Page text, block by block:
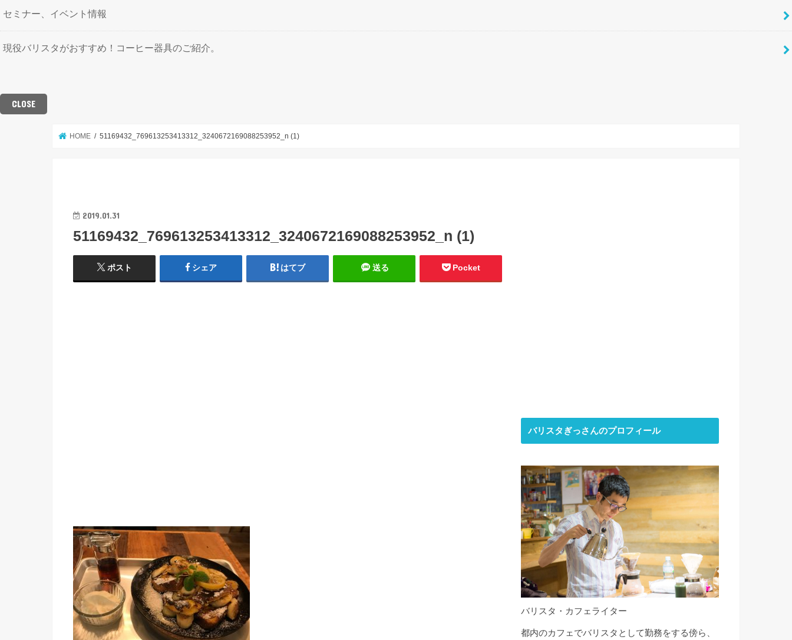
セミナー、イベント情報
現役バリスタがおすすめ！コーヒー器具のご紹介。
CLOSE
HOME 51169432_769613253413312_3240672169088253952_n (1)
2019.01.31
51169432_769613253413312_3240672169088253952_n (1)
ポスト シェア はてブ 送る Pocket
バリスタぎっさんのプロフィール
バリスタ・カフェライター
都内のカフェでバリスタとして勤務をする傍ら、